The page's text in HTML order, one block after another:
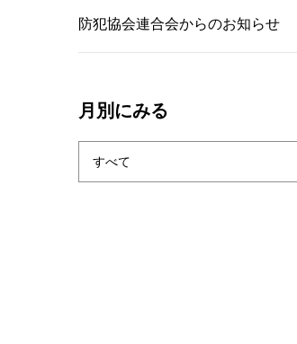
防犯協会連合会からのお知らせ
月別にみる